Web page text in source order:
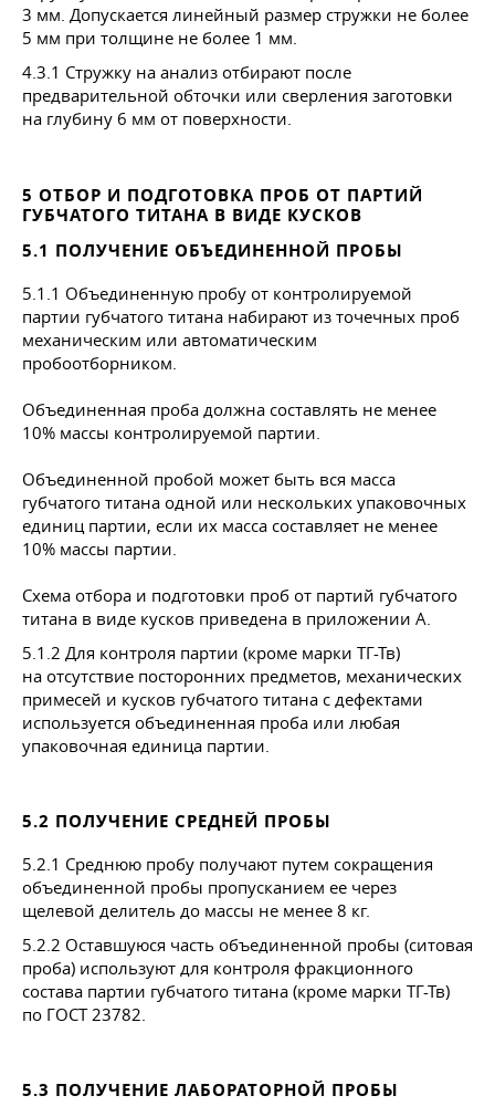
3 мм. Допускается линейный размер стружки не более
5 мм при толщине не более 1 мм.
4.3.1 Стружку на анализ отбирают после
предварительной обточки или сверления заготовки
на глубину 6 мм от поверхности.
5 ОТБОР И ПОДГОТОВКА ПРОБ ОТ ПАРТИЙ
ГУБЧАТОГО ТИТАНА В ВИДЕ КУСКОВ
5.1 ПОЛУЧЕНИЕ ОБЪЕДИНЕННОЙ ПРОБЫ
5.1.1 Объединенную пробу от контролируемой
партии губчатого титана набирают из точечных проб
механическим или автоматическим
пробоотборником.
Объединенная проба должна составлять не менее
10% массы контролируемой партии.
Объединенной пробой может быть вся масса
губчатого титана одной или нескольких упаковочных
единиц партии, если их масса составляет не менее
10% массы партии.
Схема отбора и подготовки проб от партий губчатого
титана в виде кусков приведена в приложении А.
5.1.2 Для контроля партии (кроме марки ТГ-Тв)
на отсутствие посторонних предметов, механических
примесей и кусков губчатого титана с дефектами
используется объединенная проба или любая
упаковочная единица партии.
5.2 ПОЛУЧЕНИЕ СРЕДНЕЙ ПРОБЫ
5.2.1 Среднюю пробу получают путем сокращения
объединенной пробы пропусканием ее через
щелевой делитель до массы не менее 8 кг.
5.2.2 Оставшуюся часть объединенной пробы (ситовая
проба) используют для контроля фракционного
состава партии губчатого титана (кроме марки ТГ-Тв)
по ГОСТ 23782.
5.3 ПОЛУЧЕНИЕ ЛАБОРАТОРНОЙ ПРОБЫ